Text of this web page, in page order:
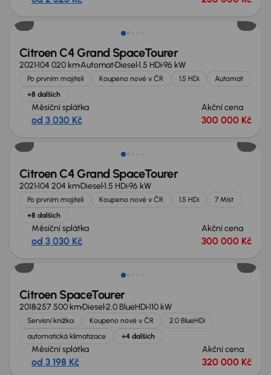
Možnost odpočtu DPH
Citroen C4 Grand SpaceTourer
2021104 020 kmAutomatDiesel1.5 HDi96 kW
Po prvním majiteli Koupeno nové v ČR 1.5 HDi
Automat
+8 dalších
Měsíční splátka
od 3 030 Kč
Akční cena
300 000 Kč
Nově v nabídce
Citroen C4 Grand SpaceTourer
2021104 204 kmDiesel1.5 HDi96 kW
Po prvním majiteli Koupeno nové v ČR 1.5 HDi
7 Míst
+8 dalších
Měsíční splátka
od 3 030 Kč
Akční cena
300 000 Kč
Zlevněno o 20 000 Kč
Citroen SpaceTourer
2018257 500 kmDiesel2.0 BlueHDi110 kW
Servisní knížka Koupeno nové v ČR
2.0 BlueHDi
automatická klimatizace
+4 dalších
Měsíční splátka
od 3 198 Kč
Akční cena
320 000 Kč